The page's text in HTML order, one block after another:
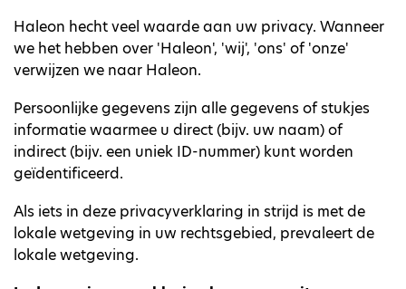
Haleon hecht veel waarde aan uw privacy. Wanneer
we het hebben over 'Haleon', 'wij', 'ons' of 'onze'
verwijzen we naar Haleon.
Persoonlijke gegevens zijn alle gegevens of stukjes
informatie waarmee u direct (bijv. uw naam) of
indirect (bijv. een uniek ID-nummer) kunt worden
geïdentificeerd.
Als iets in deze privacyverklaring in strijd is met de
lokale wetgeving in uw rechtsgebied, prevaleert de
lokale wetgeving.